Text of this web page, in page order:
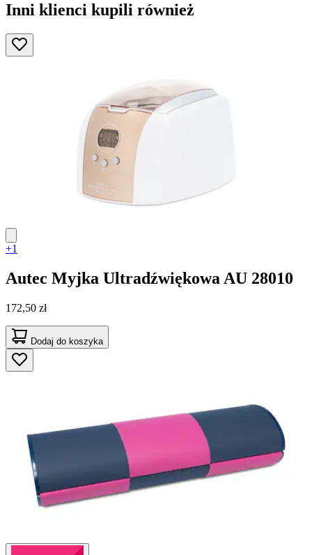
Inni klienci kupili również
+1
Autec Myjka Ultradźwiękowa AU 28010
172,50 zł
Dodaj do koszyka